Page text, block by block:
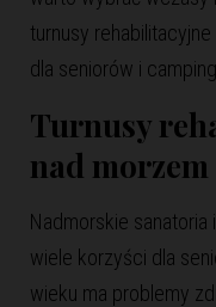
turnusy
dla seniorów i
Turnusy
nad morzem
Nadmorskie
wiele korzyści dla
wieku ma problemy